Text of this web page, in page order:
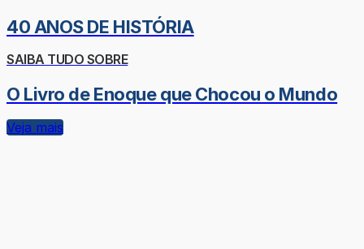
40 ANOS DE HISTÓRIA
SAIBA TUDO SOBRE
O Livro de Enoque que Chocou o Mundo
Veja mais